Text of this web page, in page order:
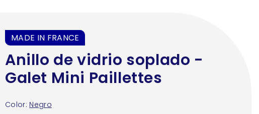
MADE IN FRANCE
Anillo de vidrio soplado -
Galet Mini Paillettes
Color: Negro